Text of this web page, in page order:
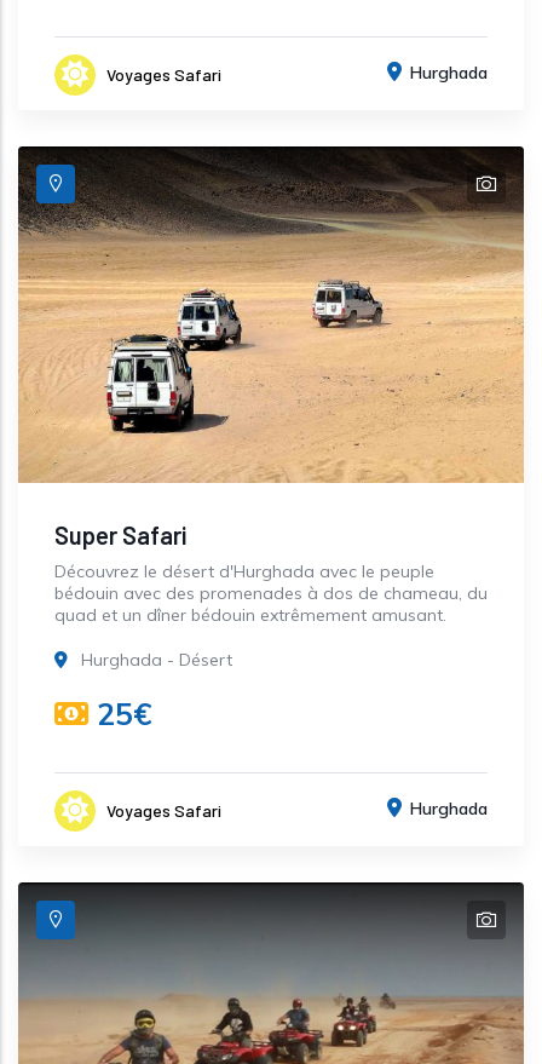
Voyages Safari Hurghada
Super Safari
Découvrez le désert d'Hurghada avec le peuple
bédouin avec des promenades à dos de chameau, du
quad et un dîner bédouin extrêmement amusant.
Hurghada - Désert
25€
Voyages Safari Hurghada